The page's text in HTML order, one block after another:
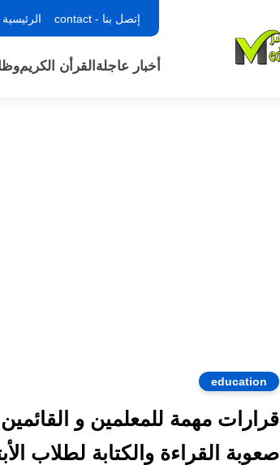
إتصل بنا - contact الرئيسية
أخبار عاجلة القرأن الكريم
education
قرارات مهمة للمعلمين و القائمين
صعوبة القراءة والكتابة لطلاب